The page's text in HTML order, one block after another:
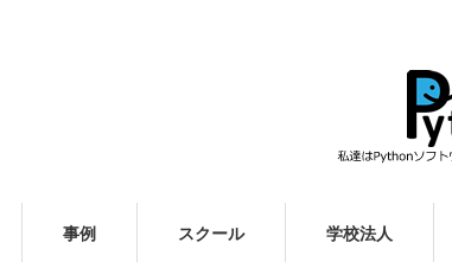
事例 スクール 学校法人